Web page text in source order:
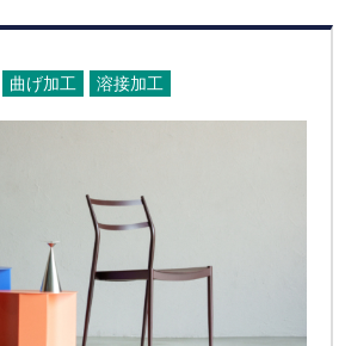
曲げ加工 溶接加工